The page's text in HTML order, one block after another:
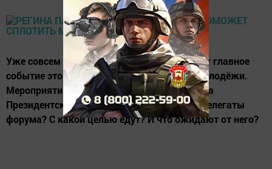
Уже совсем скоро, 12-15 апреля произойдёт главное
событие этого года - Форум кряшенской молодёжи.
Мероприятие пройдет при поддержке Фонда
Президентских грантов. А что же думают делегаты
форума? С какой целью едут? И что ожидают от него?